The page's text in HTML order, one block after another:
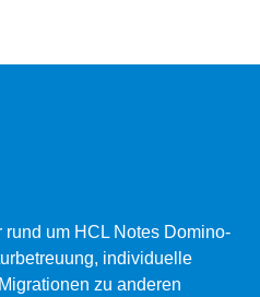
rund um HCL Notes Domino-
individuelle
zu anderen